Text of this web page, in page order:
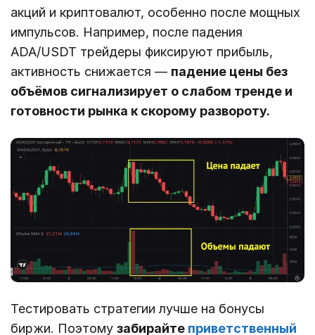
акций и криптовалют, особенно после мощных
импульсов. Например, после падения
ADA/USDT трейдеры фиксируют прибыль,
активность снижается — падение цены без
объёмов сигнализирует о слабом тренде и
готовности рынка к скорому развороту.
Тестировать стратегии лучше на бонусы
биржи. Поэтому забирайте приветственный